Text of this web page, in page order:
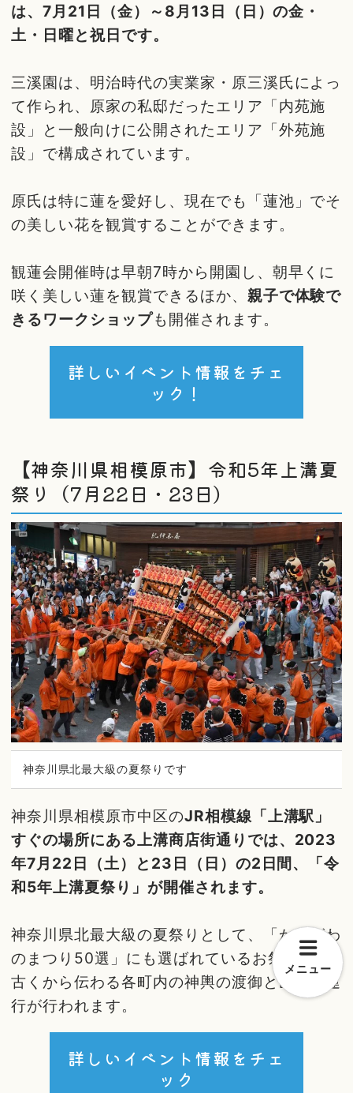
は、7月21日（金）～8月13日（日）の金・
土・日曜と祝日です。
三溪園は、明治時代の実業家・原三溪氏によっ
て作られ、原家の私邸だったエリア「内苑施
設」と一般向けに公開されたエリア「外苑施
設」で構成されています。
原氏は特に蓮を愛好し、現在でも「蓮池」でそ
の美しい花を観賞することができます。
観蓮会開催時は早朝7時から開園し、朝早くに
咲く美しい蓮を観賞できるほか、 親子で体験で
きるワークショップも開催されます。
詳しいイベント情報をチェ
ック！
【神奈川県相模原市】令和5年上溝夏
祭り（7月22日・23日）
神奈川県北最大級の夏祭りです
神奈川県相模原市中区のJR相模線「上溝駅」
すぐの場所にある上溝商店街通りでは、2023
年7月22日（土）と23日（日）の2日間、「令
和5年上溝夏祭り」が開催されます。
神奈川県北最大級の夏祭りとして、「かながわ
のまつり50選」にも選ばれているお祭りで、
古くから伝わる各町内の神輿の渡御と山車の運
行が行われます。
詳しいイベント情報をチェ
ック
メニュー